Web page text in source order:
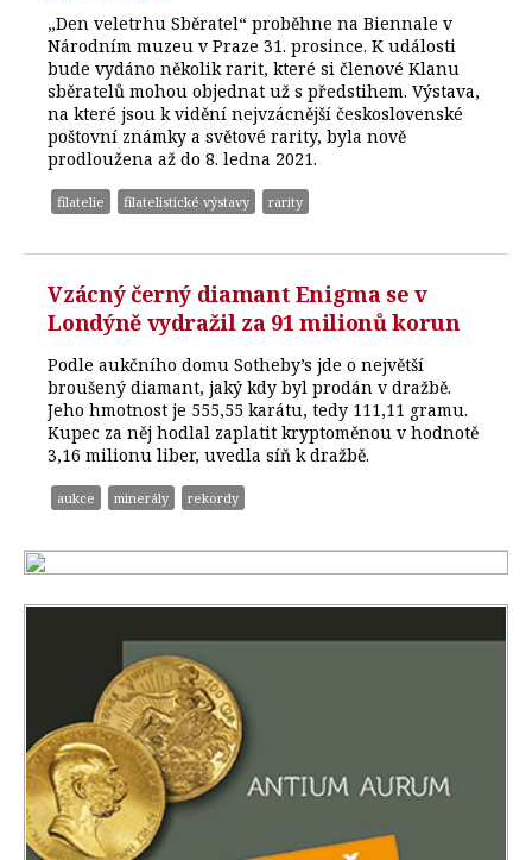
„Den veletrhu Sběratel“ proběhne na Biennale v
Národním muzeu v Praze 31. prosince. K události
bude vydáno několik rarit, které si členové Klanu
sběratelů mohou objednat už s předstihem. Výstava,
na které jsou k vidění nejvzácnější československé
poštovní známky a světové rarity, byla nově
prodloužena až do 8. ledna 2021.
filatelie filatelistické výstavy rarity
Vzácný černý diamant Enigma se v
Londýně vydražil za 91 milionů korun
Podle aukčního domu Sotheby’s jde o největší
broušený diamant, jaký kdy byl prodán v dražbě.
Jeho hmotnost je 555,55 karátu, tedy 111,11 gramu.
Kupec za něj hodlal zaplatit kryptoměnou v hodnotě
3,16 milionu liber, uvedla síň k dražbě.
aukce minerály rekordy